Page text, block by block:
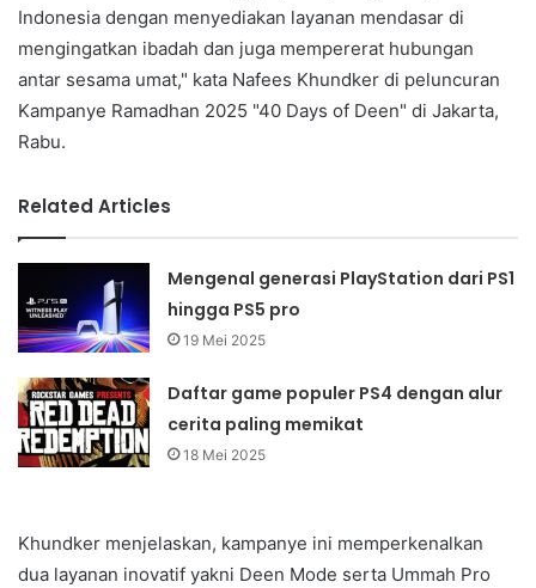
Indonesia dengan menyediakan layanan mendasar di
mengingatkan ibadah dan juga mempererat hubungan
antar sesama umat," kata Nafees Khundker di peluncuran
Kampanye Ramadhan 2025 "40 Days of Deen" di Jakarta,
Rabu.
Related Articles
Mengenal generasi PlayStation dari PS1
hingga PS5 pro
19 Mei 2025
Daftar game populer PS4 dengan alur
cerita paling memikat
18 Mei 2025
Khundker menjelaskan, kampanye ini memperkenalkan
dua layanan inovatif yakni Deen Mode serta Ummah Pro